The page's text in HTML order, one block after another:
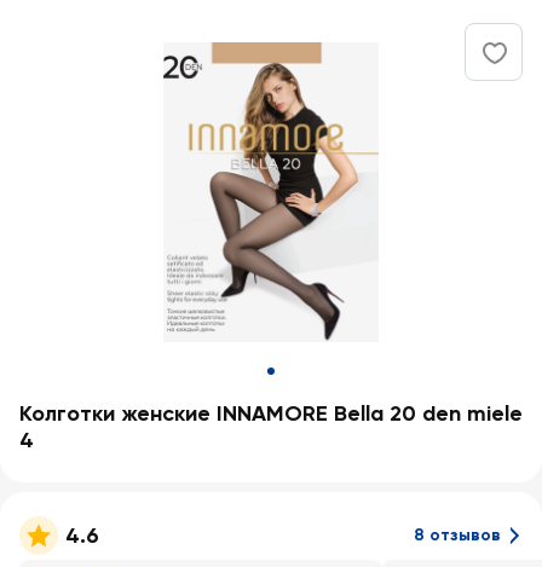
Колготки женские INNAMORE Bella 20 den miele
4
4.6 8 отзывов